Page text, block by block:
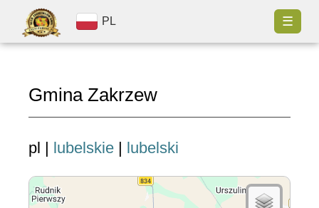
PL ☰
Gmina Zakrzew
pl | lubelskie | lubelski